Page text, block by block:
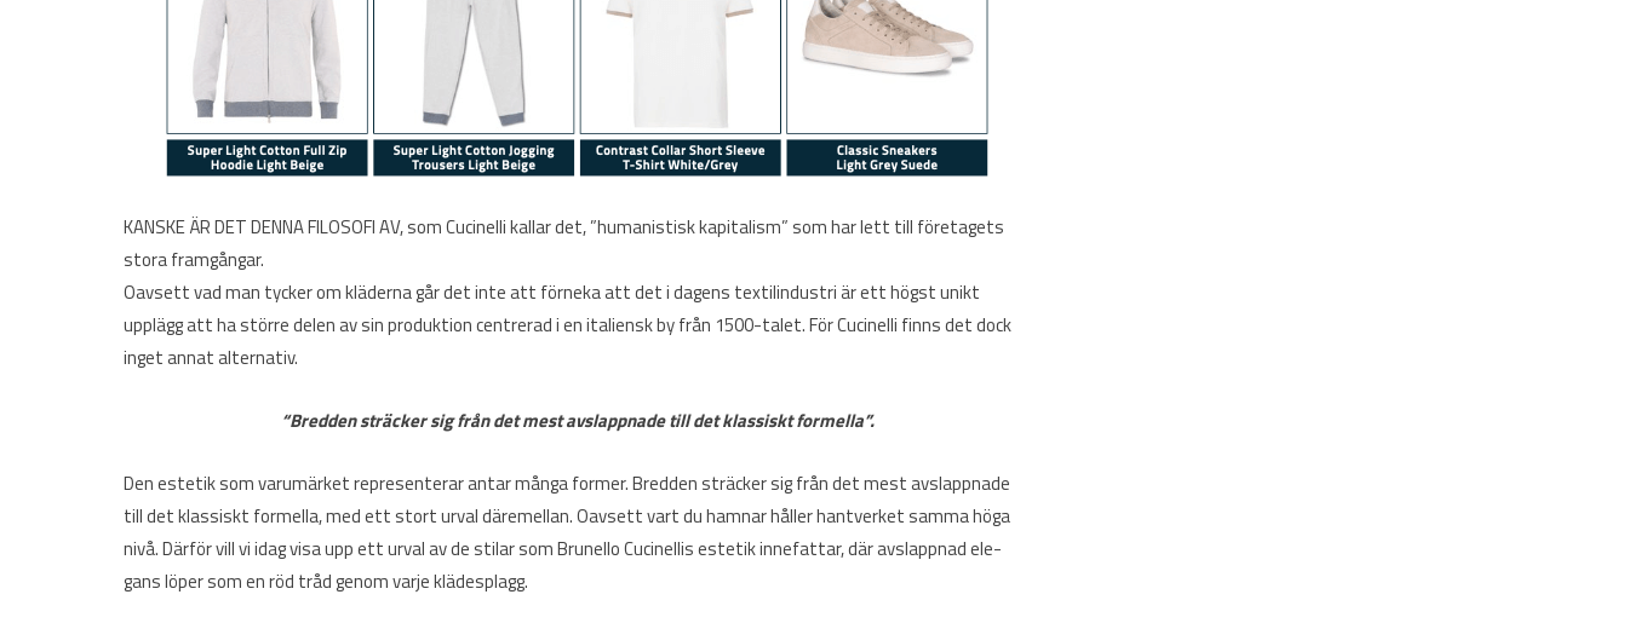
KANSKE ÄR DET DENNA FILOSOFI AV, som Cucinelli kallar det, ”humanistisk kapitalism” som har lett till företagets
stora framgångar.
Oavsett vad man tycker om kläderna går det inte att förneka att det i dagens textilindustri är ett högst unikt
upplägg att ha större delen av sin produktion centrerad i en italiensk by från 1500-talet. För Cucinelli finns det dock
inget annat alternativ.
“Bredden sträcker sig från det mest avslappnade till det klassiskt formella”.
Den estetik som varumärket representerar antar många former. Bredden sträcker sig från det mest avslappnade
till det klassiskt formella, med ett stort urval däremellan. Oavsett vart du hamnar håller hantverket samma höga
nivå. Därför vill vi idag visa upp ett urval av de stilar som Brunello Cucinellis estetik innefattar, där avslappnad ele-
gans löper som en röd tråd genom varje klädesplagg.